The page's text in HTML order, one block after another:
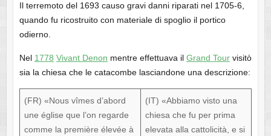
Il terremoto del 1693 causo gravi danni riparati nel 1705-6,
quando fu ricostruito con materiale di spoglio il portico
odierno.
Nel 1778 Vivant Denon mentre effettuava il Grand Tourvisitò
sia la chiesa che le catacombe lasciandone una descrizione:
(FR) «Nous vîmes d’abord
une église que l’on regarde
comme la première élevée à
(IT) «Abbiamo visto una
chiesa che fu per prima
elevata alla cattolicità, e si